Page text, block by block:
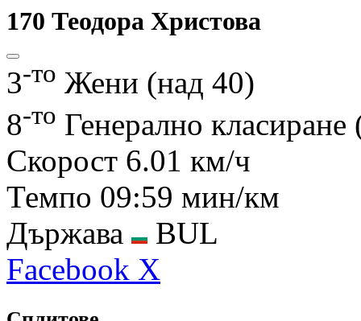
170 Теодора Христова
3-то Жени (над 40)
8-то Генерално
Скорост 6.01 км/ч
Темпо 09:59 мин/км
Държава
BUL
Facebook X